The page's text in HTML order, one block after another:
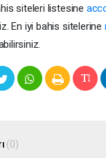
siteleri listesine
En iyi bahis sitelerine
(0)